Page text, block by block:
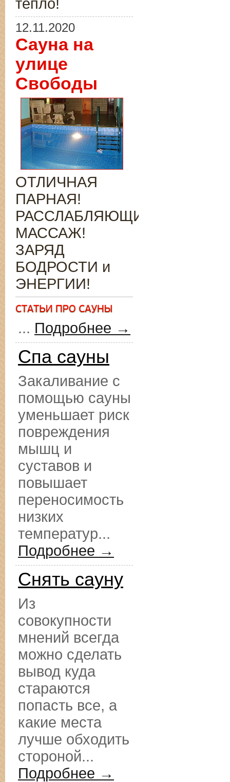
тепло!
12.11.2020
Сауна на
улице
Свободы
ОТЛИЧНАЯ
ПАРНАЯ!
РАССЛАБЛЯЮЩИЙ
МАССАЖ!
ЗАРЯД
БОДРОСТИ и
ЭНЕРГИИ!
... Подробнее →
Спа сауны
Закаливание с
помощью сауны
уменьшает риск
повреждения
мышц и
суставов и
повышает
переносимость
низких
температур...
Подробнее →
Снять сауну
Из
совокупности
мнений всегда
можно сделать
вывод куда
стараются
попасть все, а
какие места
лучше обходить
стороной...
Подробнее →